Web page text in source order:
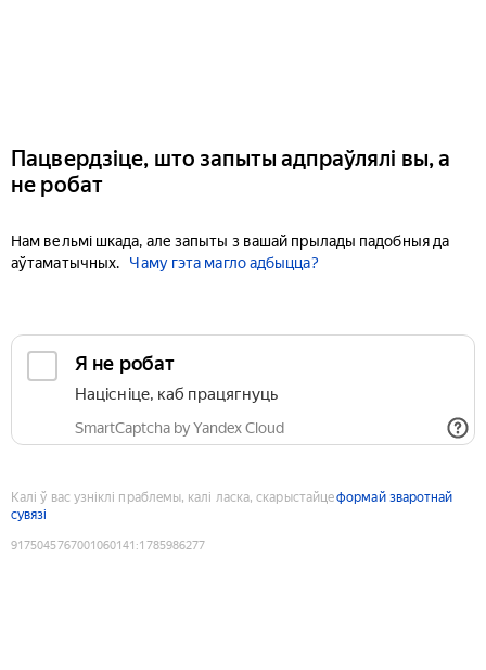
Пацвердзіце, што запыты адпраўлялі вы, а
не робат
Нам вельмі шкада, але запыты з вашай прылады падобныя да
аўтаматычных.
Чаму гэта магло адбыцца?
Я не робат
Націсніце, каб працягнуць
SmartCaptcha by Yandex Cloud
Калі ў вас узніклі праблемы, калі ласка, скарыстайцеформай зваротнай
сувязі
9175045767001060141 :1785986277